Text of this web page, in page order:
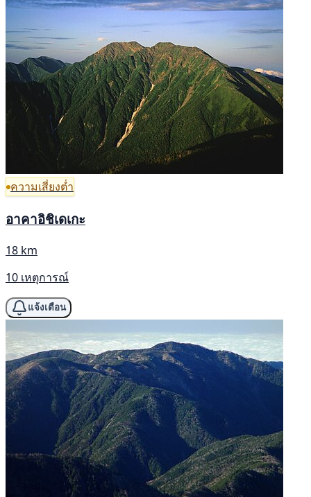
ความเสี่ยงต่ำ
อาคาอิชิเดเกะ
18 km
10 เหตุการณ์
แจ้งเตือน